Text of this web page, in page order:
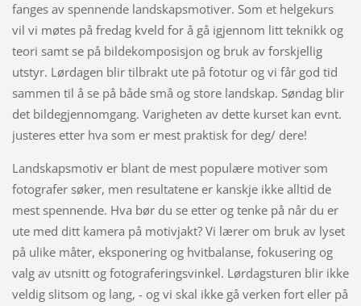
fanges av spennende landskapsmotiver. Som et helgekurs
vil vi møtes på fredag kveld for å gå igjennom litt teknikk og
teori samt se på bildekomposisjon og bruk av forskjellig
utstyr. Lørdagen blir tilbrakt ute på fototur og vi får god tid
sammen til å se på både små og store landskap. Søndag blir
det bildegjennomgang. Varigheten av dette kurset kan evnt.
justeres etter hva som er mest praktisk for deg/ dere!
Landskapsmotiv er blant de mest populære motiver som
fotografer søker, men resultatene er kanskje ikke alltid de
mest spennende. Hva bør du se etter og tenke på når du er
ute med ditt kamera på motivjakt? Vi lærer om bruk av lyset
på ulike måter, eksponering og hvitbalanse, fokusering og
valg av utsnitt og fotograferingsvinkel. Lørdagsturen blir ikke
veldig slitsom og lang, - og vi skal ikke gå verken fort eller på